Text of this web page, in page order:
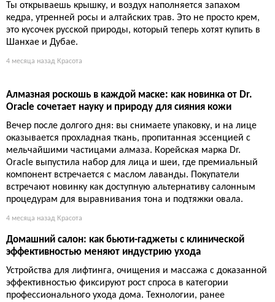
Ты открываешь крышку, и воздух наполняется запахом
кедра, утренней росы и алтайских трав. Это не просто крем,
это кусочек русской природы, который теперь хотят купить в
Шанхае и Дубае.
4 месяца назад Красота
Алмазная роскошь в каждой маске: как новинка от Dr.
Oracle сочетает науку и природу для сияния кожи
Вечер после долгого дня: вы снимаете упаковку, и на лице
оказывается прохладная ткань, пропитанная эссенцией с
мельчайшими частицами алмаза. Корейская марка Dr.
Oracle выпустила набор для лица и шеи, где премиальный
компонент встречается с маслом лаванды. Покупатели
встречают новинку как доступную альтернативу салонным
процедурам для выравнивания тона и подтяжки овала.
4 месяца назад Красота
Домашний салон: как бьюти-гаджеты с клинической
эффективностью меняют индустрию ухода
Устройства для лифтинга, очищения и массажа с доказанной
эффективностью фиксируют рост спроса в категории
профессионального ухода дома. Технологии, ранее